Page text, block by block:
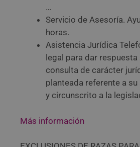
…
Servicio de Asesoría.
horas.
Asistencia Jurídica
legal para dar
consulta de carácter
planteada referente a
y circunscrito a la
Más información